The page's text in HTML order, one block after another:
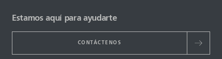
Estamos aquí para ayudarte
CONTÁCTENOS